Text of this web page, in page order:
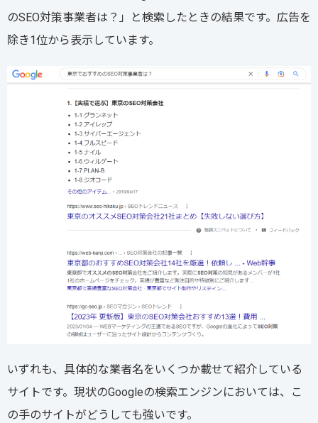
のSEO対策事業者は？」と検索したときの結果です。広告を
除き1位から表示しています。
いずれも、具体的な業者名をいくつか載せて紹介している
サイトです。現状のGoogleの検索エンジンにおいては、こ
の手のサイトがどうしても強いです。